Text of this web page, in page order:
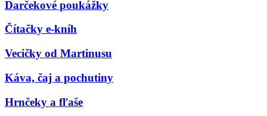
Darčekové poukážky
Čítačky e-kníh
Vecičky od Martinusu
Káva, čaj a pochutiny
Hrnčeky a fľaše